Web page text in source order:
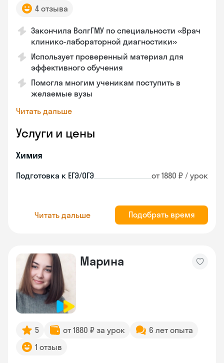
4 отзыва
Закончила ВолгГМУ по специальности «Врач
клинико-лабораторной диагностики»
Использует проверенный материал для
эффективного обучения
Помогла многим ученикам поступить в
желаемые вузы
Читать дальше
Услуги и цены
Химия
Подготовка к ЕГЭ/ОГЭ от 1880 ₽ / урок
Читать дальше Подобрать время
Марина
5 от 1880 ₽ за урок
6 лет опыта
1 отзыв